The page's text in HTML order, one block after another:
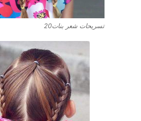
تسريحات شعر بنات20